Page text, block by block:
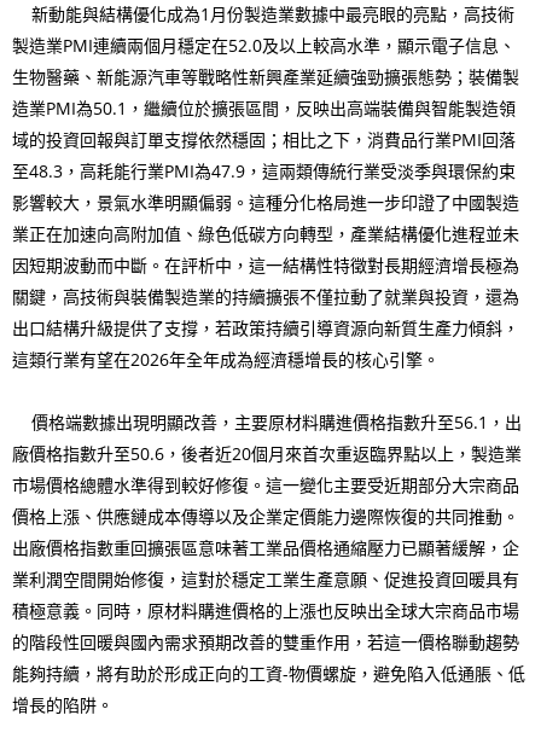
新動能與結構優化成為1月份製造業數據中最亮眼的亮點，高技術
製造業PMI連續兩個月穩定在52.0及以上較高水準，顯示電子信息、
生物醫藥、新能源汽車等戰略性新興產業延續強勁擴張態勢；裝備製
造業PMI為50.1，繼續位於擴張區間，反映出高端裝備與智能製造領
域的投資回報與訂單支撐依然穩固；相比之下，消費品行業PMI回落
至48.3，高耗能行業PMI為47.9，這兩類傳統行業受淡季與環保約束
影響較大，景氣水準明顯偏弱。這種分化格局進一步印證了中國製造
業正在加速向高附加值、綠色低碳方向轉型，產業結構優化進程並未
因短期波動而中斷。在評析中，這一結構性特徵對長期經濟增長極為
關鍵，高技術與裝備製造業的持續擴張不僅拉動了就業與投資，還為
出口結構升級提供了支撐，若政策持續引導資源向新質生產力傾斜，
這類行業有望在2026年全年成為經濟穩增長的核心引擎。
價格端數據出現明顯改善，主要原材料購進價格指數升至56.1，出
廠價格指數升至50.6，後者近20個月來首次重返臨界點以上，製造業
市場價格總體水準得到較好修復。這一變化主要受近期部分大宗商品
價格上漲、供應鏈成本傳導以及企業定價能力邊際恢復的共同推動。
出廠價格指數重回擴張區意味著工業品價格通縮壓力已顯著緩解，企
業利潤空間開始修復，這對於穩定工業生產意願、促進投資回暖具有
積極意義。同時，原材料購進價格的上漲也反映出全球大宗商品市場
的階段性回暖與國內需求預期改善的雙重作用，若這一價格聯動趨勢
能夠持續，將有助於形成正向的工資-物價螺旋，避免陷入低通脹、低
增長的陷阱。